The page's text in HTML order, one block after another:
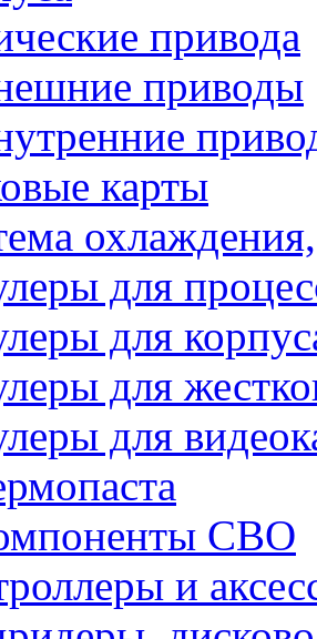
привода
приводы
карты
для
для
для
для
СВО
и